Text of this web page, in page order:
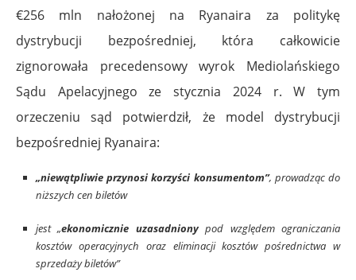
€256 mln nałożonej na Ryanaira za politykę
dystrybucji bezpośredniej, która całkowicie
zignorowała precedensowy wyrok Mediolańskiego
Sądu Apelacyjnego ze stycznia 2024 r. W tym
orzeczeniu sąd potwierdził, że model dystrybucji
bezpośredniej Ryanaira:
„niewątpliwie przynosi korzyści konsumentom”, prowadząc do
niższych cen biletów
jest „ekonomicznie uzasadnionypod względem ograniczania
kosztów operacyjnych oraz eliminacji kosztów pośrednictwa w
sprzedaży biletów”